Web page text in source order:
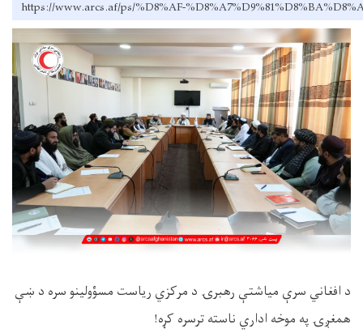
https://www.arcs.af/ps/%D8%AF-
د افغاني سرې میاشتې رهبرۍ د مرکزي رياست مسؤولينو سره د ښې
همغږۍ په موخه اداري ناسته ترسره کړه!